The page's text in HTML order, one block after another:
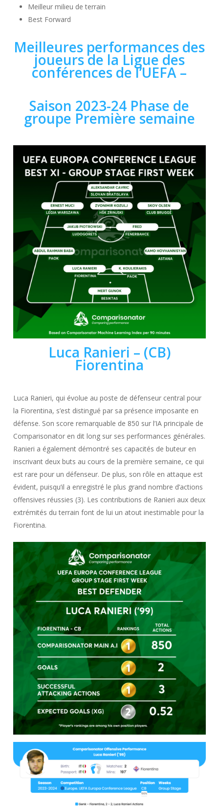
Meilleur milieu de terrain
Best Forward
Meilleures performances des
joueurs de la Ligue des
conférences de l’UEFA –
Saison 2023-24 Phase de
groupe Première semaine
Luca Ranieri – (CB)
Fiorentina
Luca Ranieri, qui évolue au poste de défenseur central pour
la Fiorentina, s’est distingué par sa présence imposante en
défense. Son score remarquable de 850 sur l’IA principale de
Comparisonator en dit long sur ses performances générales.
Ranieri a également démontré ses capacités de buteur en
inscrivant deux buts au cours de la première semaine, ce qui
est rare pour un défenseur. De plus, son rôle en attaque est
évident, puisqu’il a enregistré le plus grand nombre d’actions
offensives réussies (3). Les contributions de Ranieri aux deux
extrémités du terrain font de lui un atout inestimable pour la
Fiorentina.